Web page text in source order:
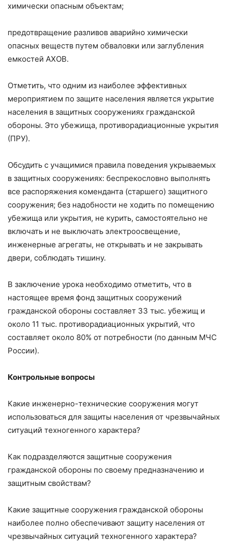
химически опасным объектам;
предотвращение разливов аварийно химически
опасных веществ путем обваловки или заглубления
емкостей АХОВ.
Отметить, что одним из наиболее эффективных
мероприятием по защите населения является укрытие
населения в защитных сооружениях гражданской
обороны. Это убежища, противорадиационные укрытия
(ПРУ).
Обсудить с учащимися правила поведения укрываемых
в защитных сооружениях: беспрекословно выполнять
все распоряжения коменданта (старшего) защитного
сооружения; без надобности не ходить по помещению
убежища или укрытия, не курить, самостоятельно не
включать и не выключать электроосвещение,
инженерные агрегаты, не открывать и не закрывать
двери, соблюдать тишину.
В заключение урока необходимо отметить, что в
настоящее время фонд защитных сооружений
гражданской обороны составляет 33 тыс. убежищ и
около 11 тыс. противорадиационных укрытий, что
составляет около 80% от потребности (по данным МЧС
России).
Контрольные вопросы
Какие инженерно-технические сооружения могут
использоваться для защиты населения от чрезвычайных
ситуаций техногенного характера?
Как подразделяются защитные сооружения
гражданской обороны по своему предназначению и
защитным свой­ствам?
Какие защитные сооружения гражданской обороны
наи­более полно обеспечивают защиту населения от
чрезвычайных ситуаций техногенного характера?